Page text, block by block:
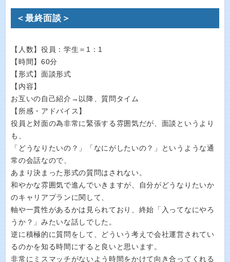
＜最終面談＞
【人数】役員：学生＝1：1
【時間】60分
【形式】面談形式
【内容】
お互いの自己紹介→以降、質問タイム
【所感・アドバイス】
役員と対面の為非常に緊張する雰囲気だが、面談というより
も、
「どうなりたいの？」「なにがしたいの？」というような通
常の会話なので、
あまり決まった形式の質問はされない。
和やかな雰囲気で進んでいきますが、自分がどうなりたいか
のキャリアプランに関して、
軸や一貫性があるかは見られており、終始「入ってなにやろ
うか？」みたいな話しでした。
逆に積極的に質問をして、どういう考えで会社運営されてい
るのかを知る時間にすると良いと思います。
非常にミスマッチがないよう時間をかけて向き合ってくれる